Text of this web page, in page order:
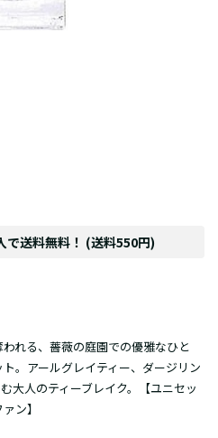
送料無料！ (送料550円)
れる、薔薇の庭園での優雅なひと
。アールグレイティー、ダージリン
大人のティーブレイク。【ユニセッ
ン】